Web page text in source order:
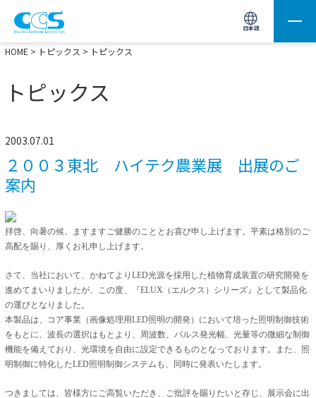
日本語
画像処理用の製品検索 サイト内検索(Enterで実行)
HOME > トピックス > トピックス
トピックス
2003.07.01
２００３東北 ハイテク農業展 出展のご
案内
拝啓、向暑の候、ますますご健勝のこととお喜び申し上げます。平素は格別のご
高配を賜り、厚くお礼申し上げます。
さて、当社において、かねてよりLED光源を採用した植物育成装置の研究開発を
進めてまいりましたが、この度、
『ELUX（エルクス）シリーズ』
として製品化
の運びとなりました。
本製品は、コア事業（画像処理用LED照明の開発）において培った照明制御技術
をもとに、波長の選択はもとより、周波数、パルス発光幅、光量等の微細な制御
機能を備えており、光環境を自由に設定できるものとなっております。また、照
明制御に特化したLED照明制御システムも、同時に発表いたします。
つきましては、皆様方にご高覧いただき、ご批評を賜りたいと存じ、展示会に出